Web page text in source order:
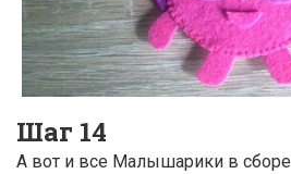
Шаг 14
А вот и все Малышарики в сборе